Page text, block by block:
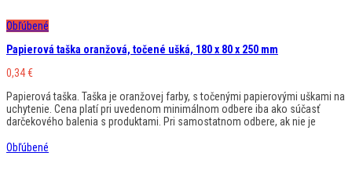
Obľúbené
Papierová taška oranžová, točené ušká, 180 x 80 x 250 mm
0,34€
Papierová taška. Taška je oranžovej farby, s točenými papierovými uškami na
uchytenie. Cena platí pri uvedenom minimálnom odbere iba ako súčasť
darčekového balenia s produktami. Pri samostatnom odbere, ak nie je
Obľúbené